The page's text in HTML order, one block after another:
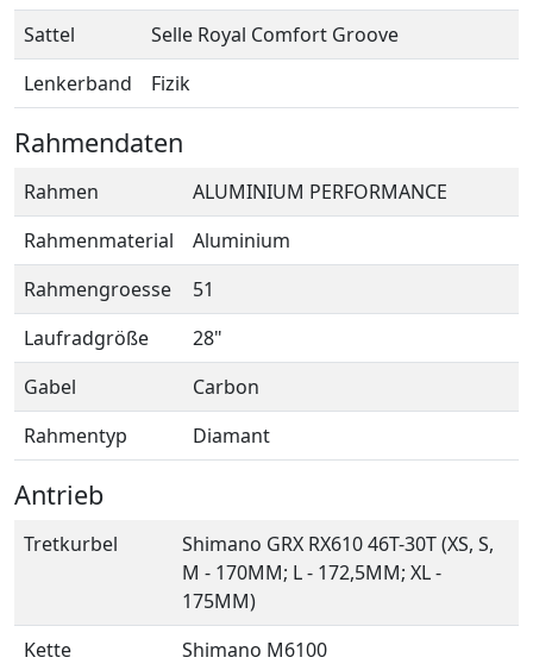
Sattel
Selle Royal Comfort Groove
Lenkerband
Fizik
Rahmendaten
Rahmen
ALUMINIUM PERFORMANCE
Rahmenmaterial
Aluminium
Rahmengroesse
51
Laufradgröße
28"
Gabel
Carbon
Rahmentyp
Diamant
Antrieb
Tretkurbel
Shimano GRX RX610 46T-30T (XS, S,
M - 170MM; L - 172,5MM; XL -
175MM)
Kette
Shimano M6100